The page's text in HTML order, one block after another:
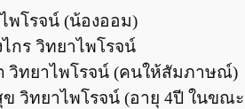
พโรจน์ (น้องออม)
กร วิทยาไพโรจน์
วิทยาไพโรจน์ (คนให้สัมภาษณ์)
วิทยาไพโรจน์ (อายุ 4ปี ในขณ